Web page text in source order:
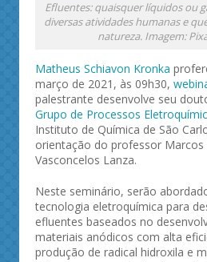
Efluentes: quaisquer líquidos ou
diversas atividades humanas e
natureza. Imagem:
Matheus Schiavon Kronka
março de 2021, às 09h30,
palestrante desenvolve seu
Grupo de Processos
Instituto de Química de São
orientação do professor Marcos
Vasconcelos Lanza.
Neste seminário, serão
tecnologia eletroquímica para
efluentes baseados no
materiais anódicos com alta
produção de radical hidroxila e